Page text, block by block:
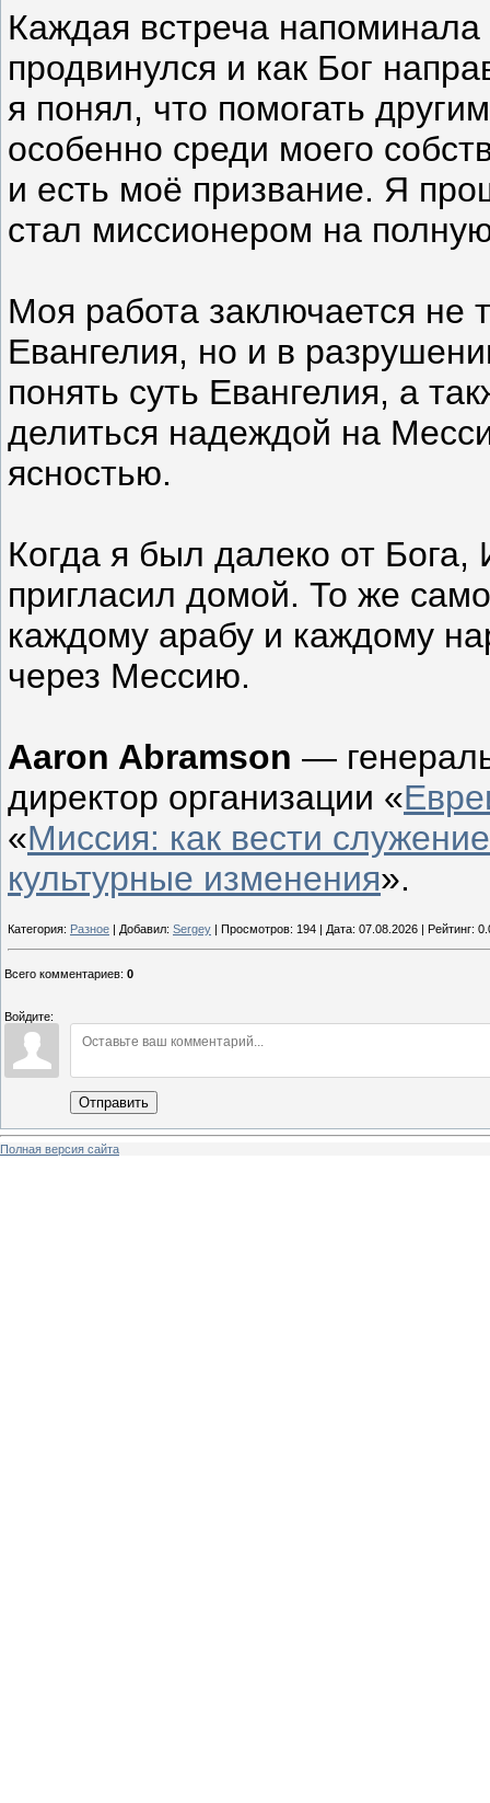
Каждая встреча
продвинулся и как Бог
я понял, что помогать
особенно среди моего
и есть моё призвание. Я
стал миссионером на
Моя работа заключается не
Евангелия, но и в
понять суть Евангелия, а
делиться надеждой на
ясностью.
Когда я был далеко от Бога,
пригласил домой. То же
каждому арабу и каждому
через Мессию.
Aaron Abramson —
директор организации «
«Миссия: как вести
культурные изменения».
Категория: Разное | Добавил: Sergey | Просмотров: 194 | Дата: 07.08.2026 | Рейтинг:
Всего комментариев: 0
Войдите:
Отправить
Полная версия сайта